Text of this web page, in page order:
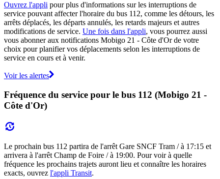
Ouvrez l'appli pour plus d'informations sur les interruptions de
service pouvant affecter l'horaire du bus 112, comme les détours, les
arrêts déplacés, les départs annulés, les retards majeurs et autres
modifications de service. Une fois dans l'appli, vous pourrez aussi
vous abonner aux notifications Mobigo 21 - Côte d'Or de votre
choix pour planifier vos déplacements selon les interruptions de
service en cours et à venir.
Voir les alertes
Fréquence du service pour le bus 112 (Mobigo 21 -
Côte d'Or)
Le prochain bus 112 partira de l'arrêt Gare SNCF Tram / à 17:15 et
arrivera à l'arrêt Champ de Foire / à 19:00. Pour voir à quelle
fréquence les prochains trajets auront lieu et connaître les horaires
exacts, ouvrez l'appli Transit.